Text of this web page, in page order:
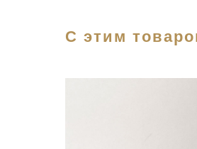
С этим